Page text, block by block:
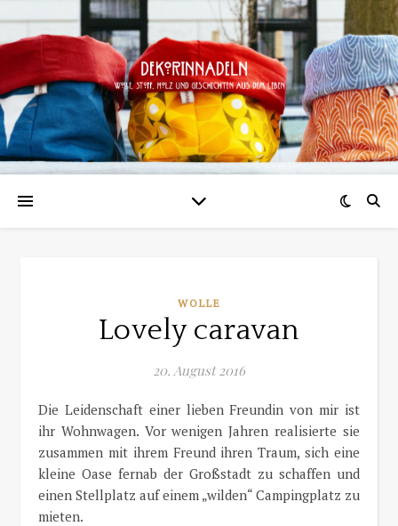
WOLLE
Lovely caravan
20. August 2016
Die Leidenschaft einer lieben Freundin von mir ist
ihr Wohnwagen. Vor wenigen Jahren realisierte sie
zusammen mit ihrem Freund ihren Traum, sich eine
kleine Oase fernab der Großstadt zu schaffen und
einen Stellplatz auf einem „wilden“ Campingplatz zu
mieten.